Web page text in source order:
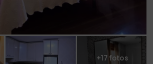
+17 fotos